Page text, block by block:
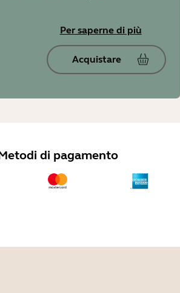
Per saperne di più
Acquistare
di pagamento